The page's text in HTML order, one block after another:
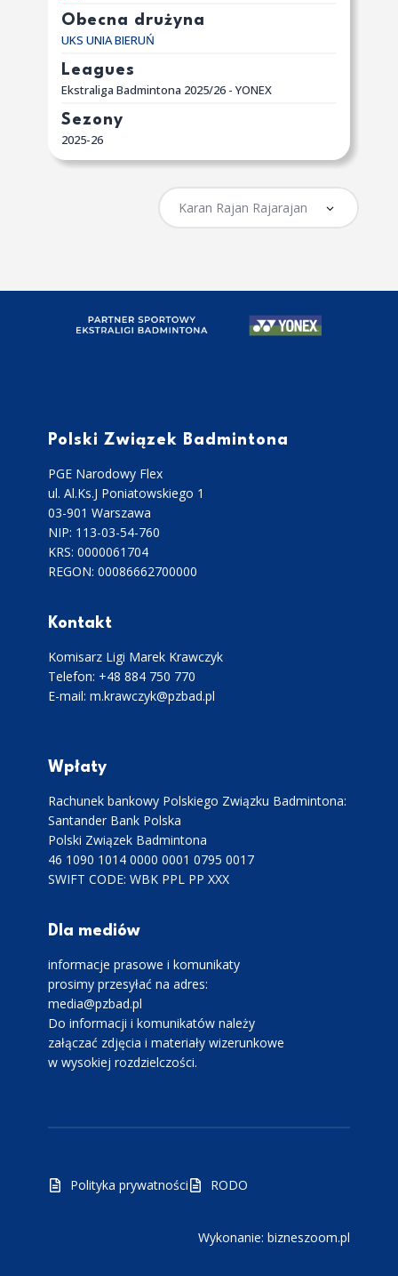
Obecna drużyna
UKS UNIA BIERUŃ
Leagues
Ekstraliga Badmintona 2025/26 - YONEX
Sezony
2025-26
Polski Związek Badmintona
PGE Narodowy Flex
ul. Al.Ks.J Poniatowskiego 1
03-901 Warszawa
NIP: 113-03-54-760
KRS: 0000061704
REGON: 00086662700000
Kontakt
Komisarz Ligi Marek Krawczyk
Telefon: +48 884 750 770
E-mail: m.krawczyk@pzbad.pl
Wpłaty
Rachunek bankowy Polskiego Związku Badmintona:
Santander Bank Polska
Polski Związek Badmintona
46 1090 1014 0000 0001 0795 0017
SWIFT CODE: WBK PPL PP XXX
Dla mediów
informacje prasowe i komunikaty
prosimy przesyłać na adres:
media@pzbad.pl
Do informacji i komunikatów należy
załączać zdjęcia i materiały wizerunkowe
w wysokiej rozdzielczości.
Polityka prywatności RODO
Wykonanie: bizneszoom.pl